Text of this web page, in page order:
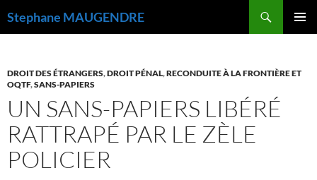
Stephane MAUGENDRE
DROIT DES ÉTRANGERS,DROIT PÉNAL,RECONDUITE À LA FRONTIÈRE ET
OQTF,SANS-PAPIERS
UN SANS-PAPIERS LIBÉRÉ
RATTRAPÉ PAR LE ZÈLE
POLICIER